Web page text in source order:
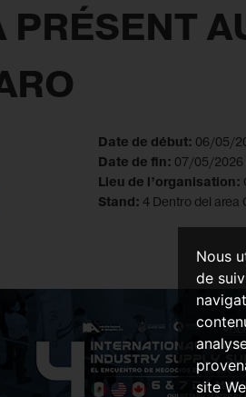
Nous
de
site
PRÉSENT
Date de début: 06/05/
Date de fin: 07/05/2026
Lieu de l’organisation:
Stand: 4 Dentro del area